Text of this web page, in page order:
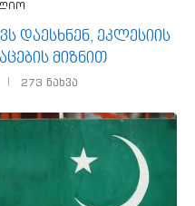
დაესხნენ, ეკლესიის
მიზნით
273 ნახვა